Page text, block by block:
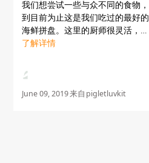
我们想尝试一些与众不同的食物，
到目前为止这是我们吃过的最好的
海鲜拼盘。这里的厨师很灵活，亚
历克西斯这个厨师很有耐心，乐于
的食物非常美味。如果我们在阿布
扎比，我们一定会再次...
了解详情
June 09, 2019来自 pigletluvkit